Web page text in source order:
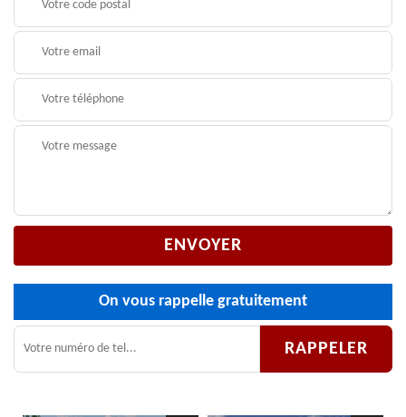
On vous rappelle gratuitement